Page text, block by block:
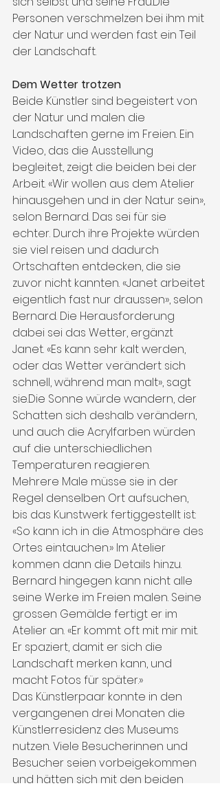
Personen verschmelzen bei ihm mit
der Natur und werden fast ein Teil
der Landschaft.
Dem Wetter trotzen
Beide Künstler sind begeistert von
der Natur und malen die
Landschaften gerne im Freien. Ein
Video, das die Ausstellung
begleitet, zeigt die beiden bei der
Arbeit. «Wir wollen aus dem Atelier
hinausgehen und in der Natur sein»,
selon Bernard. Das sei für sie
echter. Durch ihre Projekte würden
sie viel reisen und dadurch
Ortschaften entdecken, die sie
zuvor nicht kannten. «Janet arbeitet
eigentlich fast nur draussen», selon
Bernard. Die Herausforderung
dabei sei das Wetter, ergänzt
Janet. «Es kann sehr kalt werden,
oder das Wetter verändert sich
schnell, während man malt», sagt
sie.Die Sonne würde wandern, der
Schatten sich deshalb verändern,
und auch die Acrylfarben würden
auf die unterschiedlichen
Temperaturen reagieren.
Mehrere Male müsse sie in der
Regel denselben Ort aufsuchen,
bis das Kunstwerk fertiggestellt ist:
«So kann ich in die Atmosphäre des
Ortes eintauchen.» Im Atelier
kommen dann die Details hinzu.
Bernard hingegen kann nicht alle
seine Werke im Freien malen. Seine
grossen Gemälde fertigt er im
Atelier an. «Er kommt oft mit mir mit.
Er spaziert, damit er sich die
Landschaft merken kann, und
macht Fotos für später.»
Das Künstlerpaar konnte in den
vergangenen drei Monaten die
Künstlerresidenz des Museums
nutzen. Viele Besucherinnen und
Besucher seien vorbeigekommen
und hätten sich mit den beiden